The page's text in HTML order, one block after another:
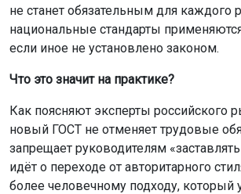
не станет обязательным для каждого
национальные стандарты
если иное не установлено законом.
Что это значит на практике?
Как поясняют эксперты российского
новый ГОСТ не отменяет трудовые
запрещает руководителям
идёт о переходе от авторитарного
более человечному подходу, который